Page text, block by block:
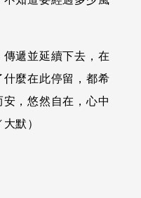
遞並延續下去，在
麼在此停留，都希
，悠然自在，心中
默）